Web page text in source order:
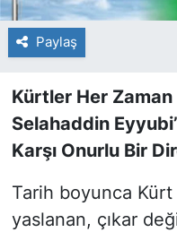
Paylaş
Kürtler Her Zaman
Selahaddin
Karşı Onurlu Bir
Tarih boyunca
yaslanan, çıkar